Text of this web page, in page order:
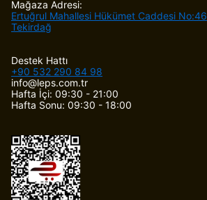
Mağaza Adresi:
Ertuğrul Mahallesi Hükümet Caddesi No:46
Tekirdağ
Destek Hattı
+90 532 290 84 98
info@leps.com.tr
Hafta İçi: 09:30 - 21:00
Hafta Sonu: 09:30 - 18:00